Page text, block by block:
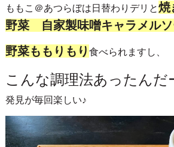
ももこ＠あつらぼは日替わりデリと焼
野菜 自家製味噌キャラメルソ
野菜ももりもり 食べられますし、
こんな調理法あったんだ
発見が毎回楽しい♪